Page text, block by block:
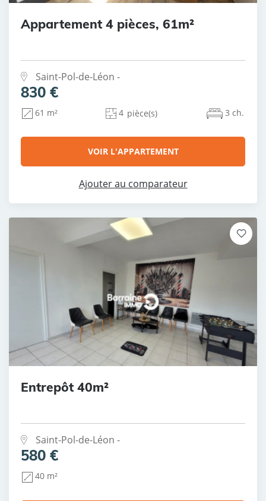
Appartement 4 pièces, 61m²
Saint-Pol-de-Léon -
830 €
61 m² 4 pièce(s) 3 ch.
VOIR L'APPARTEMENT
Ajouter au comparateur
Entrepôt 40m²
Saint-Pol-de-Léon -
580 €
40 m²